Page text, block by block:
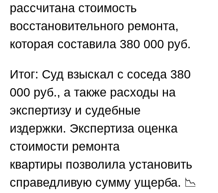
рассчитана стоимость
восстановительного ремонта,
которая составила 380 000 руб.
Итог: Суд взыскал с соседа 380
000 руб., а также расходы на
экспертизу и судебные
издержки. Экспертиза оценка
стоимости ремонта
квартиры позволила установить
справедливую сумму ущерба. 📉